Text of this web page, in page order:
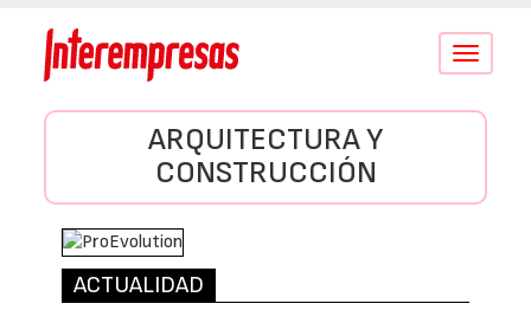
Conmutar
ARQUITECTURA Y
CONSTRUCCIÓN
ACTUALIDAD